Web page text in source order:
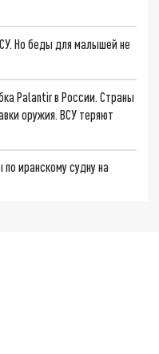
Но беды для малышей не
Palantir в России. Страны
оружия. ВСУ теряют
иранскому судну на